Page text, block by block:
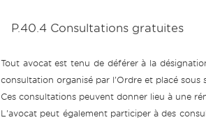
P.40.4 Consultations gratuites
Tout avocat est tenu de déférer à la
consultation organisé par l'Ordre et placé sous
Ces consultations peuvent donner lieu à une
L'avocat peut également participer à des